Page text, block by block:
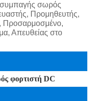
συμπαγής σωρός
Προμηθευτής,
Προσαρμοσμένο,
Απευθείας στο
φορτιστή DC